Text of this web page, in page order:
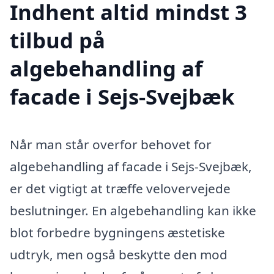
Indhent altid mindst 3
tilbud på
algebehandling af
facade i Sejs-Svejbæk
Når man står overfor behovet for
algebehandling af facade i Sejs-Svejbæk,
er det vigtigt at træffe velovervejede
beslutninger. En algebehandling kan ikke
blot forbedre bygningens æstetiske
udtryk, men også beskytte den mod